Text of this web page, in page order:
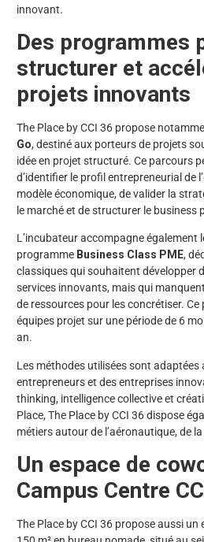
innovant.
Des programmes
structurer et
projets innovants
The Place by CCI 36 propose
Go, destiné aux porteurs de projets
idée en projet structuré. Ce parcours
d’identifier le profil entrepreneurial de
modèle économique, de valider la
le marché et de structurer le business
L’incubateur accompagne également
programme Business Class PME,
classiques qui souhaitent développer
services innovants, mais qui
de ressources pour les concrétiser.
équipes projet sur une période de 6
an.
Les méthodes utilisées sont adaptées
entrepreneurs et des entreprises
thinking, intelligence collective et
Place, The Place by CCI 36 dispose
métiers autour de l’aéronautique, de
Un espace de
Campus Centre
The Place by CCI 36 propose aussi